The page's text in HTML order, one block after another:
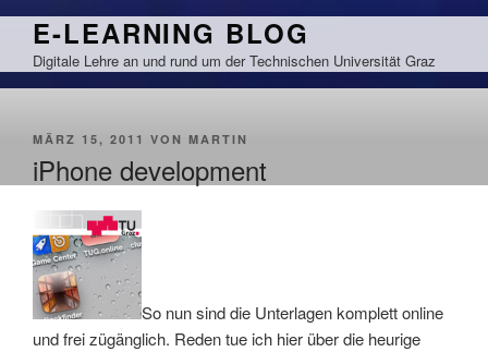
Zum
springen
E-LEARNING BLOG
Digitale Lehre an und rund um der Technischen Universität Graz
VERÖFFENTLICHT
MÄRZ 15, 2011 VON MARTIN
iPhone development
So nun sind die Unterlagen komplett online
und frei zügänglich. Reden tue ich hier über die heurige